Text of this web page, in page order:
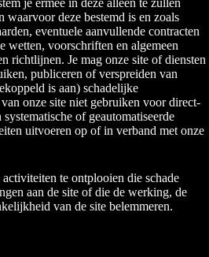
je ermee in deze alleen te zullen
waarvoor deze bestemd is en zoals
eventuele aanvullende contracten
wetten, voorschriften en algemeen
richtlijnen. Je mag onze site of diensten
publiceren of verspreiden van
is aan) schadelijke
onze site niet gebruiken voor direct-
of geautomatiseerde
uitvoeren op of in verband met onze
te ontplooien die schade
aan de site of die de werking, de
van de site belemmeren.